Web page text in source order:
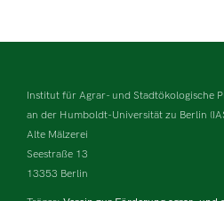
Institut für Agrar- und Stadtökologische
an der Humboldt-Universität zu Berlin
Alte Mälzerei
Seestraße 13
13353 Berlin